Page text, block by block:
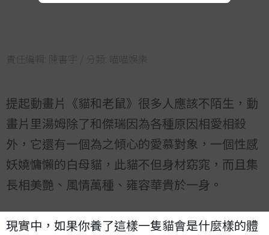
責任編輯: 陳書宇 / 分類: 喵喵娛樂
提起動畫片《貓和老鼠》很多人應該不陌生，動
畫片里湯姆除了和傑瑞因為各種原因相愛相殺
外，它還有一個為之傾心的愛慕對象，一個性感
妖嬈慵懶的白母貓，此貓不但身材窈窕，而且集
長相美艷、風情萬種、雍容華貴於一身。
現實中，如果你養了這樣一隻貓會是什麼樣的體